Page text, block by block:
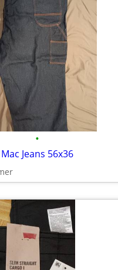
•
Jeans 56x36